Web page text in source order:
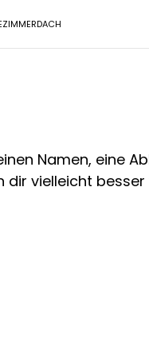
DACH
Namen, eine
vielleicht